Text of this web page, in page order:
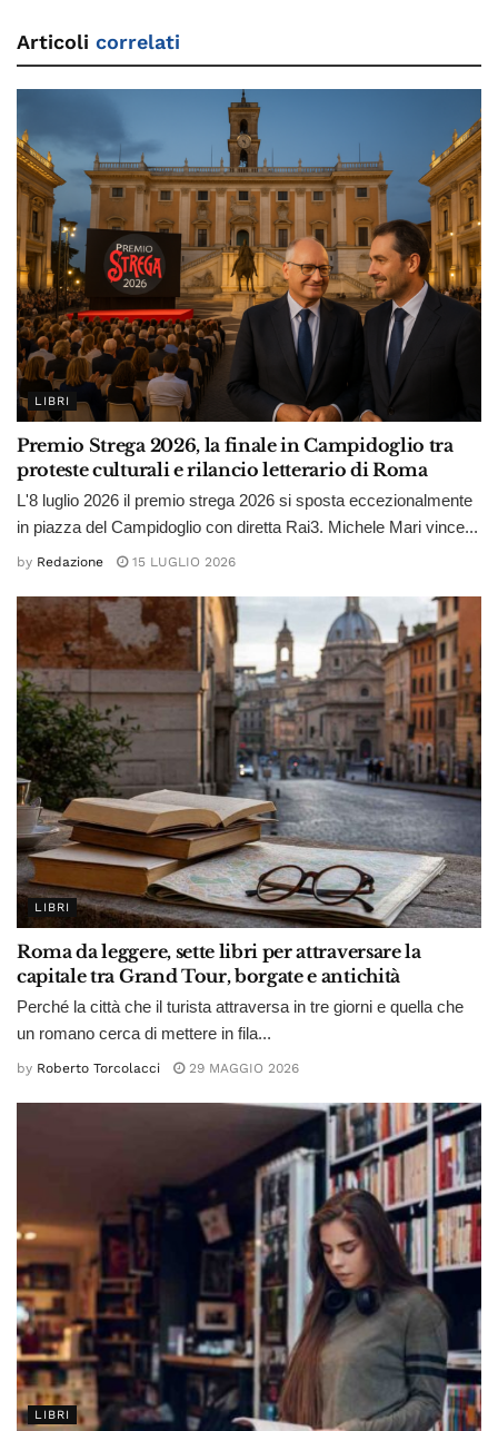
Articoli correlati
LIBRI
Premio Strega 2026, la finale in Campidoglio tra
proteste culturali e rilancio letterario di Roma
L'8 luglio 2026 il premio strega 2026 si sposta eccezionalmente
in piazza del Campidoglio con diretta Rai3. Michele Mari vince...
by Redazione 15 LUGLIO 2026
LIBRI
Roma da leggere, sette libri per attraversare la
capitale tra Grand Tour, borgate e antichità
Perché la città che il turista attraversa in tre giorni e quella che
un romano cerca di mettere in fila...
by Roberto Torcolacci 29 MAGGIO 2026
LIBRI